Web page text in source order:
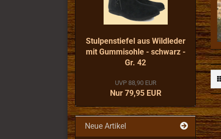
Stulpenstiefel aus Wildleder
mit Gummisohle - schwarz -
Gr. 42
UVP 88,90 EUR
Nur 79,95 EUR
Neue Artikel